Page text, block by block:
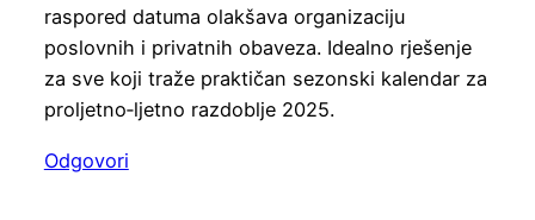
raspored datuma olakšava organizaciju
poslovnih i privatnih obaveza. Idealno rješenje
za sve koji traže praktičan sezonski kalendar za
proljetno‑ljetno razdoblje 2025.
Odgovori